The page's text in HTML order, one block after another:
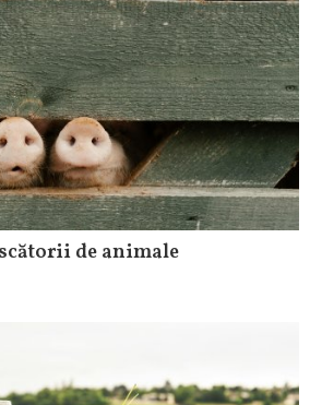
de animale